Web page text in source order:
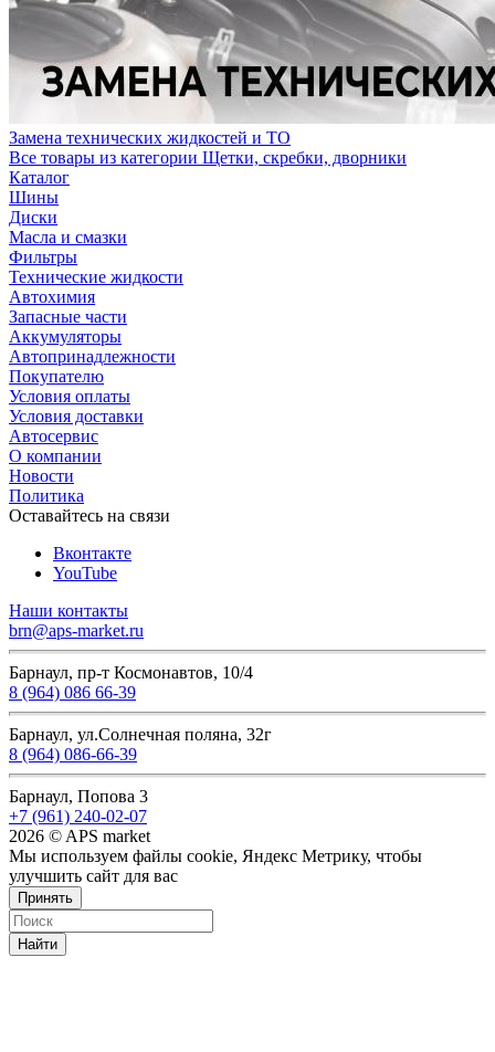
Замена технических жидкостей и ТО
Все товары из категории Щетки, скребки, дворники
Каталог
Шины
Диски
Масла и смазки
Фильтры
Технические жидкости
Автохимия
Запасные части
Аккумуляторы
Автопринадлежности
Покупателю
Условия оплаты
Условия доставки
Автосервис
О компании
Новости
Политика
Оставайтесь на связи
Вконтакте
YouTube
Наши контакты
brn@aps-market.ru
Барнаул, пр-т Космонавтов, 10/4
8 (964) 086 66-39
Барнаул, ул.Солнечная поляна, 32г
8 (964) 086-66-39
Барнаул, Попова 3
+7 (961) 240-02-07
2026 © APS market
Мы используем файлы cookie, Яндекс Метрику, чтобы
улучшить сайт для вас
Принять
Найти